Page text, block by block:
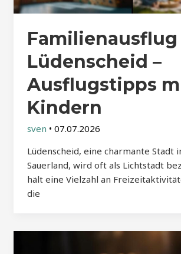
Familienausflug
Lüdenscheid –
Ausflugstipps
Kindern
sven • 07.07.2026
Lüdenscheid, eine charmante Stadt
Sauerland, wird oft als Lichtstadt
hält eine Vielzahl an
die